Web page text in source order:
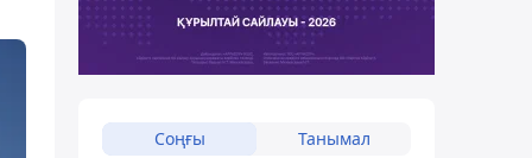
Соңғы Танымал